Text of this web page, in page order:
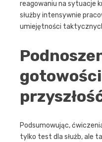
reagowaniu na sytuacje
służby intensywnie
umiejętności
Podsumowując,
tylko test dla służb, ale